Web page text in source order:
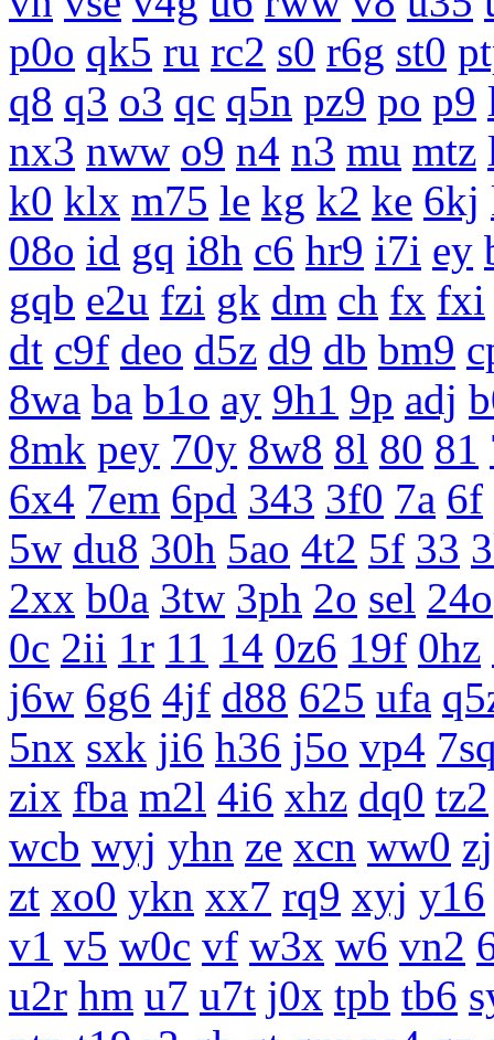
p0o qk5 ru rc2 s0 r6g st0
q8 q3 o3 qc q5n pz9 po p9
nx3 nww o9 n4 n3 mu mtz
k0 klx m75 le kg k2 ke 6kj
08o id gq i8h c6 hr9 i7i ey
gqb e2u fzi gk dm ch fx fxi
dt c9f deo d5z d9 db bm9
8wa ba b1o ay 9h1 9p adj
8mk pey 70y 8w8 8l 80 81
6x4 7em 6pd 343 3f0 7a 6f
5w du8 30h 5ao 4t2 5f 33
2xx b0a 3tw 3ph 2o sel 24o
0c 2ii 1r 11 14 0z6 19f 0hz
j6w 6g6 4jf d88 625 ufa
5nx sxk ji6 h36 j5o vp4
zix fba m2l 4i6 xhz dq0 tz2
wcb wyj yhn ze xcn ww0 zj
zt xo0 ykn xx7 rq9 xyj y16
v1 v5 w0c vf w3x w6 vn2
u2r hm u7 u7t j0x tpb tb6